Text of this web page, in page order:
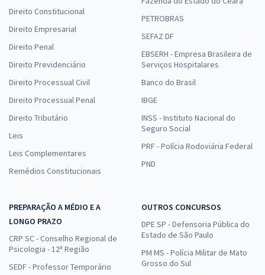
Direito Constitucional
Direito Empresarial
Direito Penal
Direito Previdenciário
Direito Processual Civil
Direito Processual Penal
Direito Tributário
Leis
Leis Complementares
Remédios Constitucionais
PETROBRAS
SEFAZ DF
EBSERH - Empresa Brasileira de
Serviços Hospitalares
Banco do Brasil
IBGE
INSS - Instituto Nacional do
Seguro Social
PRF - Polícia Rodoviária Federal
PND
PREPARAÇÃO A MÉDIO E A
LONGO PRAZO
CRP SC - Conselho Regional de
Psicologia - 12ª Região
SEDF - Professor Temporário
OUTROS CONCURSOS
DPE SP - Defensoria Pública do
Estado de São Paulo
PM MS - Polícia Militar de Mato
Grosso do Sul